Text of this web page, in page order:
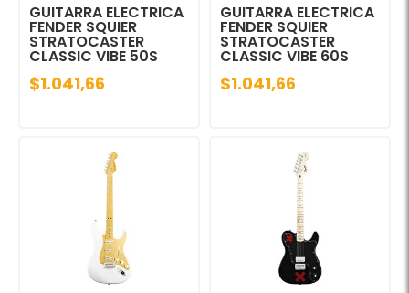
GUITARRA ELECTRICA
FENDER SQUIER
STRATOCASTER
CLASSIC VIBE 50S
$1.041,66
GUITARRA ELECTRICA
FENDER SQUIER
STRATOCASTER
CLASSIC VIBE 60S
$1.041,66